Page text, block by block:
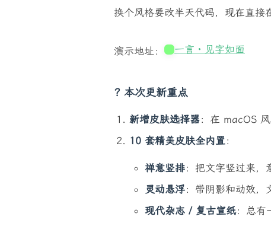
换个风格要改半天代码，现在直接
演示地址： 一言・见字如面
? 本次更新重点
新增皮肤选择器：在 macOS
10 套精美皮肤全内置 ：
禅意竖排：把文字竖过来，
灵动悬浮：带阴影和动效，
现代杂志 / 复古宣纸：总有